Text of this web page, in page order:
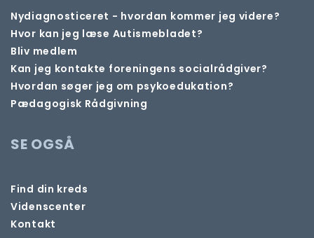
Nydiagnosticeret - hvordan kommer jeg videre?
Hvor kan jeg læse Autismebladet?
Bliv medlem
Kan jeg kontakte foreningens socialrådgiver?
Hvordan søger jeg om psykoedukation?
Pædagogisk Rådgivning
SE OGSÅ
Find din kreds
Videnscenter
Kontakt